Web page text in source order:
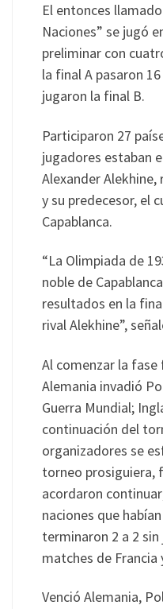
El entonces
Naciones” se jugó
preliminar con
la final A pasaron
jugaron la final B.
Participaron 27
jugadores estaban
Alexander
y su predecesor, el
Capablanca.
“La Olimpiada de
noble de
resultados en la
rival Alekhine”,
Al comenzar la
Alemania invadió
Guerra Mundial;
continuación del
organizadores se
torneo prosiguiera,
acordaron
naciones que
terminaron 2 a 2
matches de
Venció Alemania,